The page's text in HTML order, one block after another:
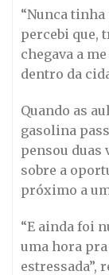
“Nunca
percebi que,
chegava a
dentro da
Quando as
gasolina
pensou duas
sobre a
próximo a
“E ainda foi
uma hora
estressada”,